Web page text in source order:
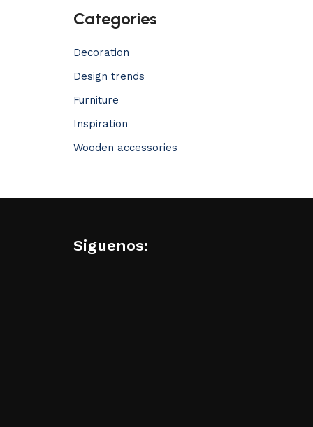
Categories
Decoration
Design trends
Furniture
Inspiration
Wooden accessories
Siguenos: